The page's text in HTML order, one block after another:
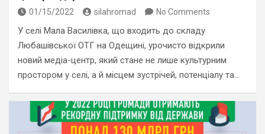
01/15/2022 silahromad No Comments
У селі Мала Василівка, що входить до складу
Любашівської ОТГ на Одещині, урочисто відкрили
новий медіа-центр, який стане не лише культурним
простором у селі, а й місцем зустрічей, потенціалу та…